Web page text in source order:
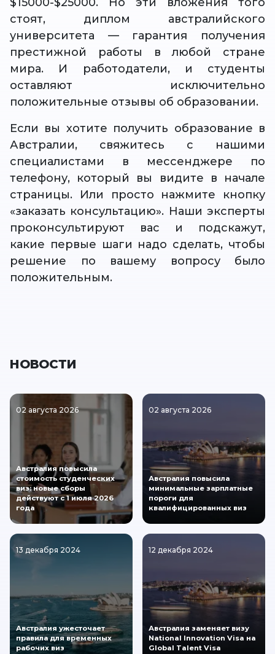
стоят, диплом австралийского
университета — гарантия получения
престижной работы в любой стране
мира. И работодатели, и студенты
оставляют исключительно
положительные отзывы об образовании.
Если вы хотите получить образование в
Австралии, свяжитесь с нашими
специалистами в мессенджере по
телефону, который вы видите в начале
страницы. Или просто нажмите кнопку
«заказать консультацию». Наши эксперты
проконсультируют вас и подскажут,
какие первые шаги надо сделать, чтобы
решение по вашему вопросу было
положительным.
НОВОСТИ
02 августа 2026
Австралия повысила
стоимость студенческих
виз: новые сборы
действуют с 1 июля 2026
года
02 августа 2026
Австралия повысила
минимальные зарплатные
пороги для
квалифицированных виз
13 декабря 2024
Австралия ужесточает
правила для временных
рабочих виз
12 декабря 2024
Австралия заменяет визу
National Innovation Visa на
Global Talent Visa